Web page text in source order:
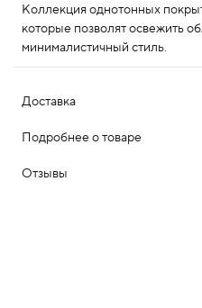
Коллекция однотонных
которые позволят освежить
минималистичный стиль.
Доставка
Подробнее о товаре
Отзывы